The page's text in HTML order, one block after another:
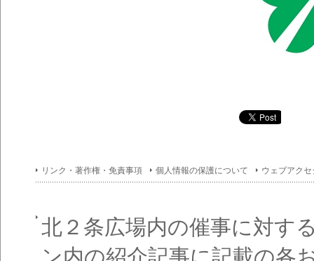
リンク・著作権・免責事項 個人情報の保護について ウェブアク
北２条広場内の催事に対す